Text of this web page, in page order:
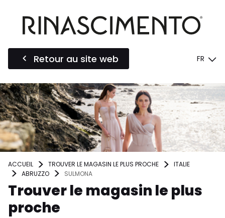
Retour au site web FR
ACCUEIL TROUVER LE MAGASIN LE PLUS PROCHE
ITALIE
ABRUZZO
SULMONA
Trouver le magasin le plus
proche